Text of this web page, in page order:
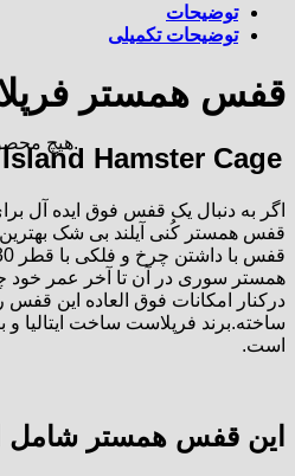
هیچ محصولی در سبد خرید نیست.
توضیحات
توضیحات تکمیلی
قفس همستر
Hamster Cage
اگر به دنبال یک قفس فوق ایده آل
قفس همستر کُنی آیلند بی شک
همستر سوری در آن تا آخر عمر خود
درکنار امکانات فوق العاده این
ساخته.برند فرپلاست ساخت ایتالیا و
است.
این قفس همستر شامل